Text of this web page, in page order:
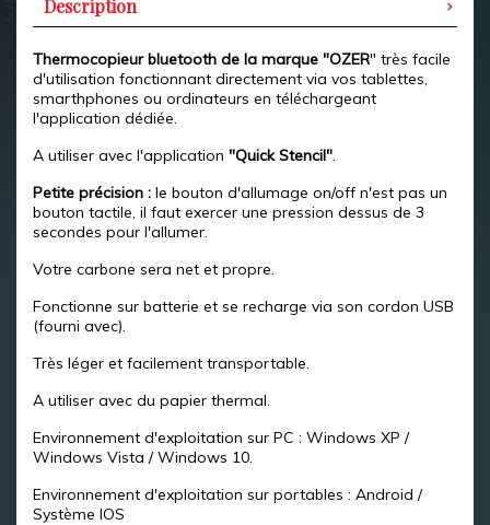
Description
Thermocopieur bluetooth de la marque "OZER" très facile
d'utilisation fonctionnant directement via vos tablettes,
smarthphones ou ordinateurs en téléchargeant
l'application dédiée.
A utiliser avec l'application "Quick Stencil".
Petite précision : le bouton d'allumage on/off n'est pas un
bouton tactile, il faut exercer une pression dessus de 3
secondes pour l'allumer.
Votre carbone sera net et propre.
Fonctionne sur batterie et se recharge via son cordon USB
(fourni avec).
Très léger et facilement transportable.
A utiliser avec du papier thermal.
Environnement d'exploitation sur PC : Windows XP /
Windows Vista / Windows 10.
Environnement d'exploitation sur portables : Android /
Système IOS